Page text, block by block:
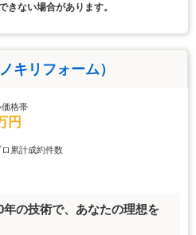
きない場合があります。
キリフォーム）
格帯
円
ロ累計成約件数
の技術で、あなたの理想を